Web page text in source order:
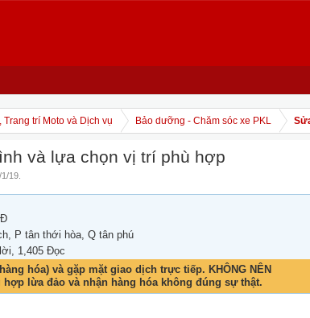
trí Moto và Dịch vụ Bảo dưỡng - Chăm sóc xe PKL
và lựa chọn vị trí phù hợp
1/19
P tân thới hòa, Q tân phú
1,405 Đọc
hóa) và gặp mặt giao dịch trực tiếp. KHÔNG NÊN
lừa đảo và nhận hàng hóa không đúng sự thật.